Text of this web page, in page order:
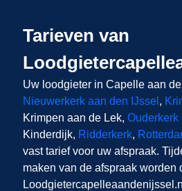
Tarieven van
Uw loodgieter in Capelle aan
Nieuwerkerk aan den IJssel ,
Krimpen aan de Lek, Ouderkerk
Kinderdijk, Ridderkerk,
vast tarief voor uw afspraak.
maken van de afspraak worden